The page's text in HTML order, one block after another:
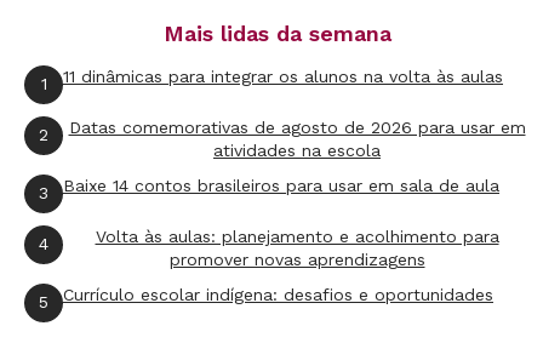
Mais lidas da semana
1 11 dinâmicas para integrar os alunos na volta às aulas
2
Datas comemorativas de agosto de 2026 para usar em
atividades na escola
3 Baixe 14 contos brasileiros para usar em sala de aula
4
Volta às aulas: planejamento e acolhimento para
promover novas aprendizagens
5 Currículo escolar indígena: desafios e oportunidades